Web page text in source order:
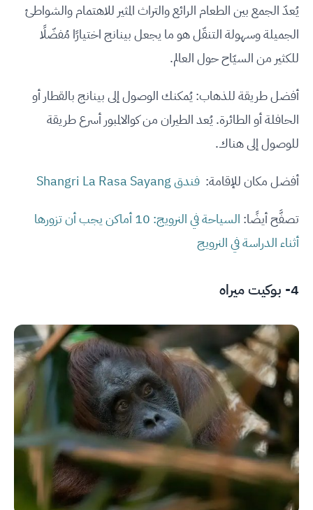
يُعدّ الجمع بين الطعام الرائع والتراث المثير للاهتمام والشواطئ
الجميلة وسهولة التنقّل هو ما يجعل بينانج اختيارًا مُفضّلًا
للكثير من السيّاح حول العالم.
أفضل طريقة للذهاب: يُمكنك الوصول إلى بينانج بالقطار أو
الحافلة أو الطائرة. يُعد الطيران من كوالالمبور أسرع طريقة
للوصول إلى هناك.
أفضل مكان للإقامة: فندق Shangri La Rasa Sayang
تصفَّح أيضًا:
السياحة في النرويج: 10 أماكن يجب أن تزورها
أثناء الدراسة في النرويج
4- بوكيت ميراه